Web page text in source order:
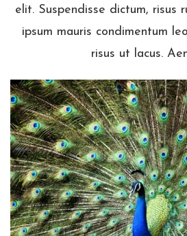
elit. Suspendisse dictum, risus
ipsum mauris condimentum
risus ut lacus.
Dit is de